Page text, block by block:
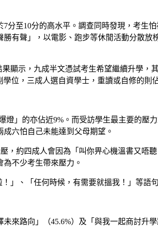
至10分的高水平。調查同時發現，考生
有聲」，以電影、跑步等休閒活動分散放
顯示，九成半文憑試考生希望繼續升學，
位，三成人選自資學士，重讀或自修的則
」的亦佔近9%。而受訪學生最主要的壓
六怕自己未能達到父母期望。
，約四成人會因為「叫你畀心機溫書又唔
不少考生帶來壓力。
」、「任何時候，有需要就搵我！」等語句
來路向」（45.6%）及「與我一起商討升學